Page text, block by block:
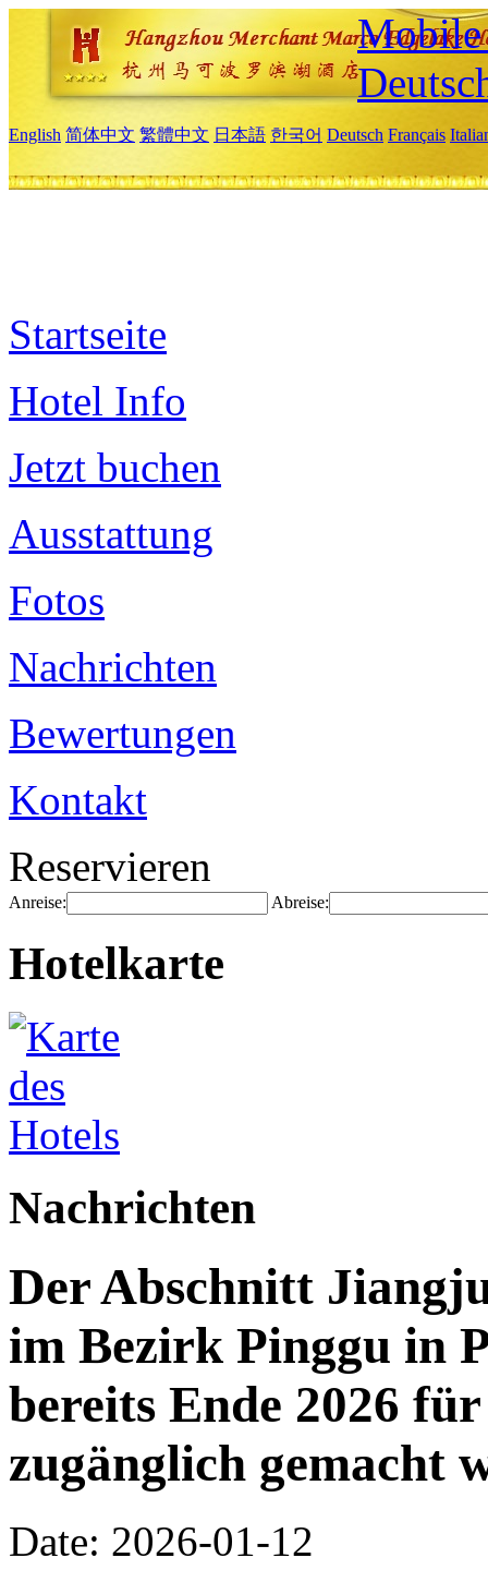
Mobile
English 简体中文 繁體中文 日本語 한국어 Deutsch Français
Startseite
Hotel Info
Jetzt buchen
Ausstattung
Fotos
Nachrichten
Bewertungen
Kontakt
Reservieren
Anreise: Abreise:
Hotelkarte
Nachrichten
Der Abschnitt
im Bezirk Pinggu in
bereits Ende 2026
zugänglich gemacht
Date: 2026-01-12